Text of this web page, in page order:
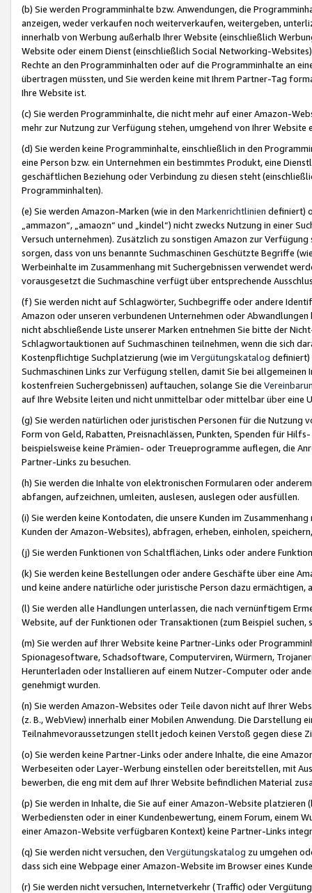
(b) Sie werden Programminhalte bzw. Anwendungen, die
anzeigen, weder verkaufen noch weiterverkaufen, weitergeben,
innerhalb von Werbung außerhalb Ihrer Website (einschließlich
Website oder einem Dienst (einschließlich Social Networking-
Rechte an den Programminhalten oder auf die Programminhalte an
übertragen müssten, und Sie werden keine mit Ihrem Partner-Tag
Ihre Website ist.
(c) Sie werden Programminhalte, die nicht mehr auf einer Amazon-
mehr zur Nutzung zur Verfügung stehen, umgehend von Ihrer
(d) Sie werden keine Programminhalte, einschließlich in den
eine Person bzw. ein Unternehmen ein bestimmtes Produkt, eine
geschäftlichen Beziehung oder Verbindung zu diesen steht
Programminhalten).
(e) Sie werden Amazon-Marken (wie in den Markenrichtlinien definiert)
„ammazon“, „amaozn“ und „kindel“) nicht zwecks Nutzung in einer
Versuch unternehmen). Zusätzlich zu sonstigen Amazon zur
sorgen, dass von uns benannte Suchmaschinen Geschützte Begriffe
Werbeinhalte im Zusammenhang mit Suchergebnissen verwendet
vorausgesetzt die Suchmaschine verfügt über entsprechende
(f) Sie werden nicht auf Schlagwörter, Suchbegriffe oder andere
Amazon oder unseren verbundenen Unternehmen oder
nicht abschließende Liste unserer Marken entnehmen Sie bitte der
Schlagwortauktionen auf Suchmaschinen teilnehmen, wenn die sich
Kostenpflichtige Suchplatzierung (wie im Vergütungskatalog definiert)
Suchmaschinen Links zur Verfügung stellen, damit Sie bei
kostenfreien Suchergebnissen) auftauchen, solange Sie die
auf Ihre Website leiten und nicht unmittelbar oder mittelbar über eine
(g) Sie werden natürlichen oder juristischen Personen für die Nutzung
Form von Geld, Rabatten, Preisnachlässen, Punkten, Spenden für
beispielsweise keine Prämien- oder Treueprogramme auflegen, die
Partner-Links zu besuchen.
(h) Sie werden die Inhalte von elektronischen Formularen oder
abfangen, aufzeichnen, umleiten, auslesen, auslegen oder ausfüllen.
(i) Sie werden keine Kontodaten, die unsere Kunden im
Kunden der Amazon-Websites), abfragen, erheben, einholen,
(j) Sie werden Funktionen von Schaltflächen, Links oder andere
(k) Sie werden keine Bestellungen oder andere Geschäfte über eine
und keine andere natürliche oder juristische Person dazu
(l) Sie werden alle Handlungen unterlassen, die nach vernünftigem
Website, auf der Funktionen oder Transaktionen (zum Beispiel
(m) Sie werden auf Ihrer Website keine Partner-Links oder
Spionagesoftware, Schadsoftware, Computerviren, Würmern,
Herunterladen oder Installieren auf einem Nutzer-Computer oder
genehmigt wurden.
(n) Sie werden Amazon-Websites oder Teile davon nicht auf Ihrer
(z. B., WebView) innerhalb einer Mobilen Anwendung. Die Darstellung
Teilnahmevoraussetzungen stellt jedoch keinen Verstoß gegen diese
(o) Sie werden keine Partner-Links oder andere Inhalte, die eine
Werbeseiten oder Layer-Werbung einstellen oder bereitstellen, mit
bewerben, die eng mit dem auf Ihrer Website befindlichen Material
(p) Sie werden in Inhalte, die Sie auf einer Amazon-Website
Werbediensten oder in einer Kundenbewertung, einem Forum, einem
einer Amazon-Website verfügbaren Kontext) keine Partner-Links
(q) Sie werden nicht versuchen, den Vergütungskatalog zu umgehen
dass sich eine Webpage einer Amazon-Website im Browser eines
(r) Sie werden nicht versuchen, Internetverkehr (Traffic) oder